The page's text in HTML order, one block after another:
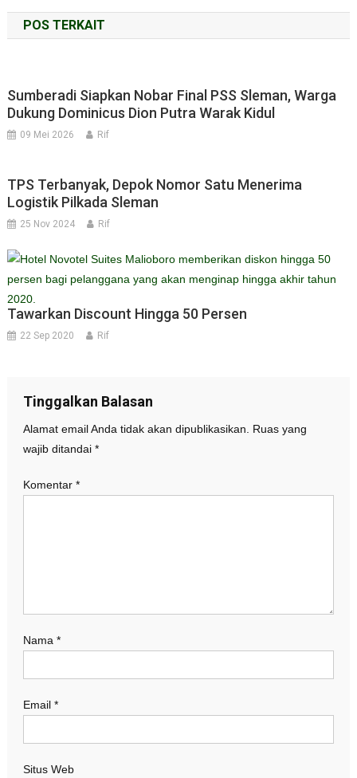
pos
POS TERKAIT
Sumberadi Siapkan Nobar Final PSS Sleman, Warga
Dukung Dominicus Dion Putra Warak Kidul
09 Mei 2026 Rif
TPS Terbanyak, Depok Nomor Satu Menerima
Logistik Pilkada Sleman
25 Nov 2024 Rif
Tawarkan Discount Hingga 50 Persen
22 Sep 2020 Rif
Tinggalkan Balasan
Alamat email Anda tidak akan dipublikasikan. Ruas yang
wajib ditandai *
Komentar *
Nama *
Email *
Situs Web